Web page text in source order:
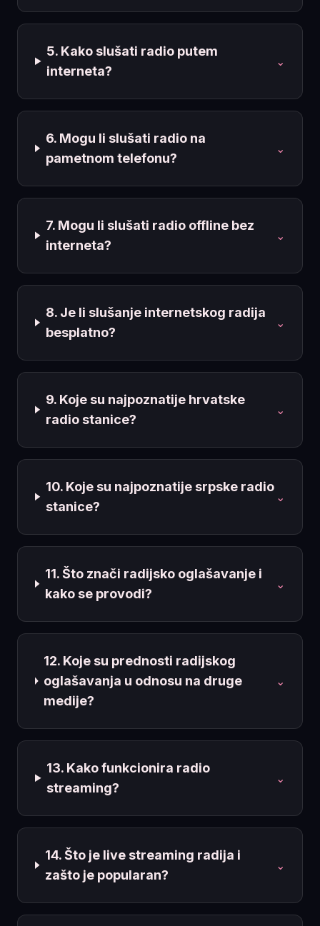
5. Kako slušati radio putem
interneta?
⌄
6. Mogu li slušati radio na
pametnom telefonu?
⌄
7. Mogu li slušati radio offline bez
interneta?
⌄
8. Je li slušanje internetskog radija
besplatno?
⌄
9. Koje su najpoznatije hrvatske
radio stanice?
⌄
10. Koje su najpoznatije srpske radio
stanice?
⌄
11. Što znači radijsko oglašavanje i
kako se provodi?
⌄
12. Koje su prednosti radijskog
oglašavanja u odnosu na druge
medije?
⌄
13. Kako funkcionira radio
streaming?
⌄
14. Što je live streaming radija i
zašto je popularan?
⌄